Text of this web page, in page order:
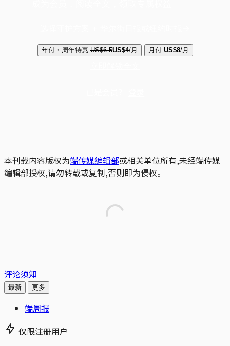
年付・周年特惠 US$6.5US$4/月 月付 US$8/月
本刊载内容版权为端传媒编辑部或相关单位所有,未经端传媒
编辑部授权,请勿转载或复制,否则即为侵权。
评论须知
最新 更多
端周报
仅限注册用户